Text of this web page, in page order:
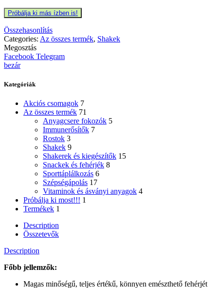
Próbálja ki más ízben is!
Összehasonlítás
Categories: Az összes termék, Shakek
Megosztás
Facebook Telegram
bezár
Kategóriák
Akciós csomagok 7
Az összes termék 71
Anyagcsere fokozók 5
Immunerősítők 7
Rostok 3
Shakek 9
Shakerek és kiegészítők 15
Snackek és fehérjék 8
Sporttáplálkozás 6
Szépségápolás 17
Vitaminok és ásványi anyagok 4
Próbálja ki most!!! 1
Termékek 1
Description
Összetevők
Description
Főbb jellemzők:
Magas minőségű, teljes értékű, könnyen emészthető fehérjét